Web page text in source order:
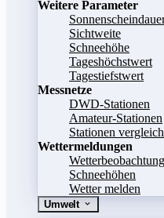
Weitere Parameter
Sichtweite
Schneehöhe
Tageshöchstwert
Tagestiefstwert
Messnetze
DWD-Stationen
Amateur-Stationen
Stationen
Wettermeldungen
Wetterbeobachtung
Schneehöhen
Wetter melden
Umwelt